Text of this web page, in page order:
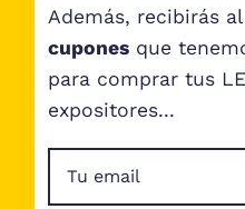
Además, recibirás
cuponesque
para comprar tus
expositores...